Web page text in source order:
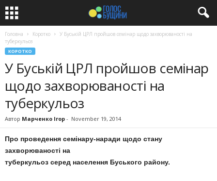
Головна Коротко
У Буській ЦРЛ пройшов семінар щодо захворюваності на
туберкульоз
КОРОТКО
У Буській ЦРЛ пройшов семінар
щодо захворюваності на
туберкульоз
Автор Марченко Ігор - November 19, 2014
Про проведення семінару-наради щодо стану
захворюваності на
туберкульоз серед населення Буського району.